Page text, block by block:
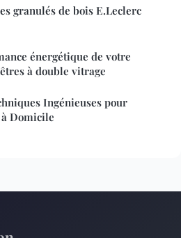
granulés de bois E.Leclerc
énergétique de votre
à double vitrage
Ingénieuses pour
Domicile